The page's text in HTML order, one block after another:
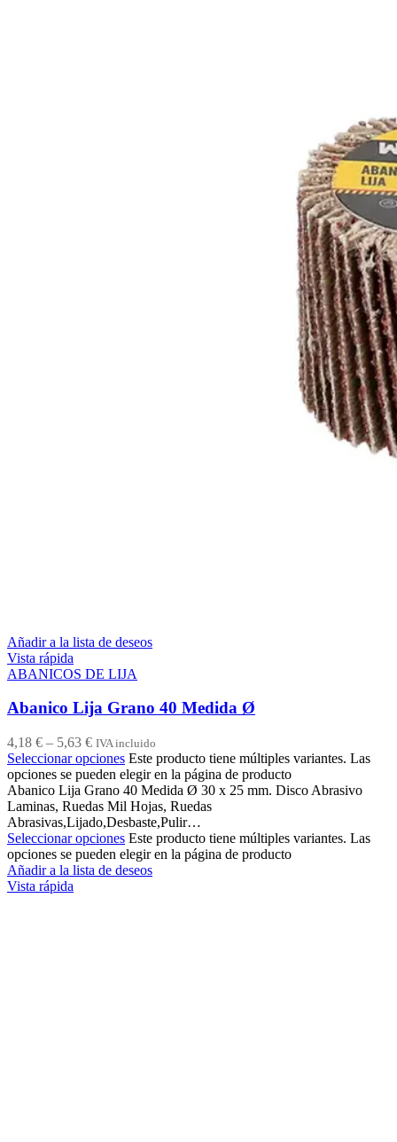
Añadir a la lista de deseos
Vista rápida
ABANICOS DE LIJA
Abanico Lija Grano 40 Medida Ø
4,18 € – 5,63 € IVA incluido
Seleccionar opciones Este producto tiene múltiples variantes. Las
opciones se pueden elegir en la página de producto
Abanico Lija Grano 40 Medida Ø 30 x 25 mm. Disco Abrasivo
Laminas, Ruedas Mil Hojas, Ruedas
Abrasivas,Lijado,Desbaste,Pulir…
Seleccionar opciones Este producto tiene múltiples variantes. Las
opciones se pueden elegir en la página de producto
Añadir a la lista de deseos
Vista rápida